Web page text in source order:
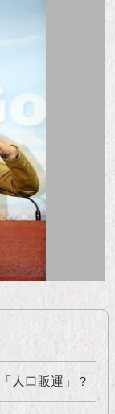
人口販運」？